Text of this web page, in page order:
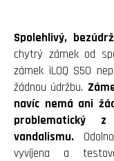
Spolehlivý,
chytrý zámek od
zámek iLOQ S50
žádnou údržbu.
navíc nemá ani
problematický z
vandalismu.
vyvíjena a